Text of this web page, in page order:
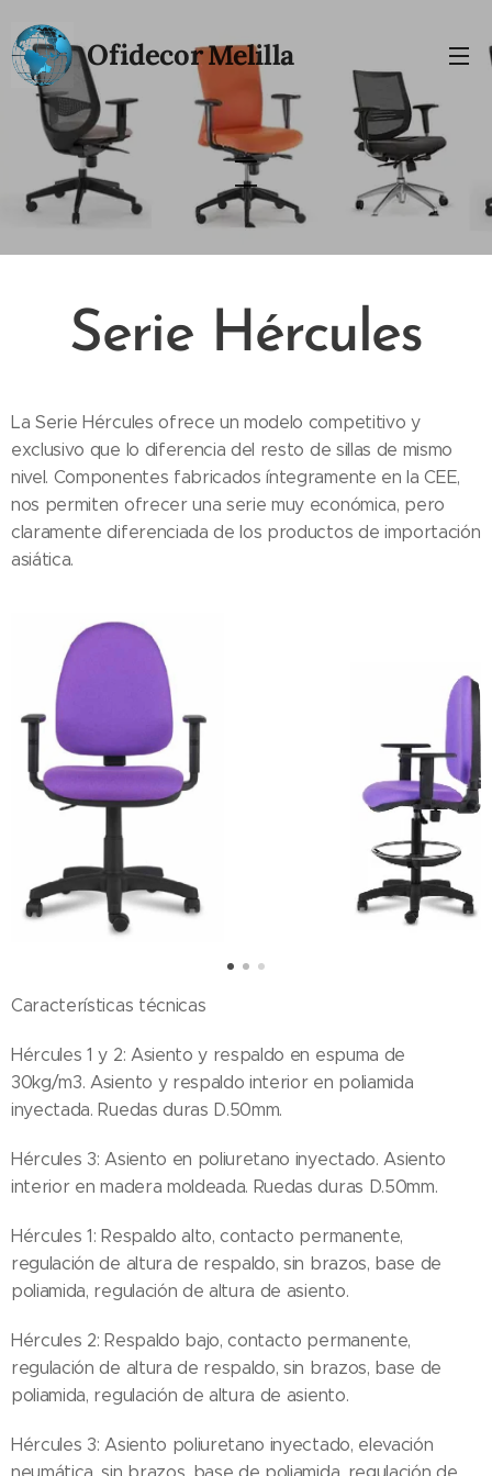
OfidecorMelilla
Serie Hércules
La Serie Hércules ofrece un modelo competitivo y
exclusivo que lo diferencia del resto de sillas de mismo
nivel. Componentes fabricados íntegramente en la CEE,
nos permiten ofrecer una serie muy económica, pero
claramente diferenciada de los productos de importación
asiática.
Características técnicas
Hércules 1 y 2: Asiento y respaldo en espuma de
30kg/m3. Asiento y respaldo interior en poliamida
inyectada. Ruedas duras D.50mm.
Hércules 3: Asiento en poliuretano inyectado. Asiento
interior en madera moldeada. Ruedas duras D.50mm.
Hércules 1: Respaldo alto, contacto permanente,
regulación de altura de respaldo, sin brazos, base de
poliamida, regulación de altura de asiento.
Hércules 2: Respaldo bajo, contacto permanente,
regulación de altura de respaldo, sin brazos, base de
poliamida, regulación de altura de asiento.
Hércules 3: Asiento poliuretano inyectado, elevación
neumática, sin brazos, base de poliamida, regulación de